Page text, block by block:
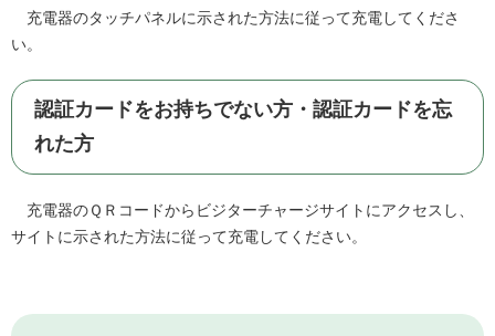
充電器のタッチパネルに示された方法に従って充電してくださ
い。
認証カードをお持ちでない方・認証カードを忘
れた方
充電器のＱＲコードからビジターチャージサイトにアクセスし、
サイトに示された方法に従って充電してください。